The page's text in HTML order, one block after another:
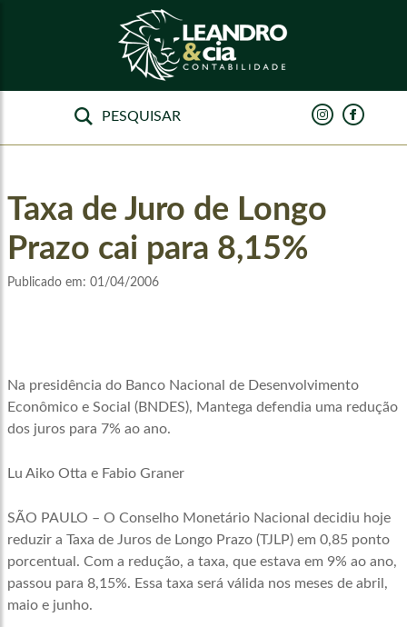
Taxa de Juro de Longo
Prazo cai para 8,15%
Publicado em: 01/04/2006
Na presidência do Banco Nacional de Desenvolvimento
Econômico e Social (BNDES), Mantega defendia uma redução
dos juros para 7% ao ano.
Lu Aiko Otta e Fabio Graner
SÃO PAULO – O Conselho Monetário Nacional decidiu hoje
reduzir a Taxa de Juros de Longo Prazo (TJLP) em 0,85 ponto
porcentual. Com a redução, a taxa, que estava em 9% ao ano,
passou para 8,15%. Essa taxa será válida nos meses de abril,
maio e junho.